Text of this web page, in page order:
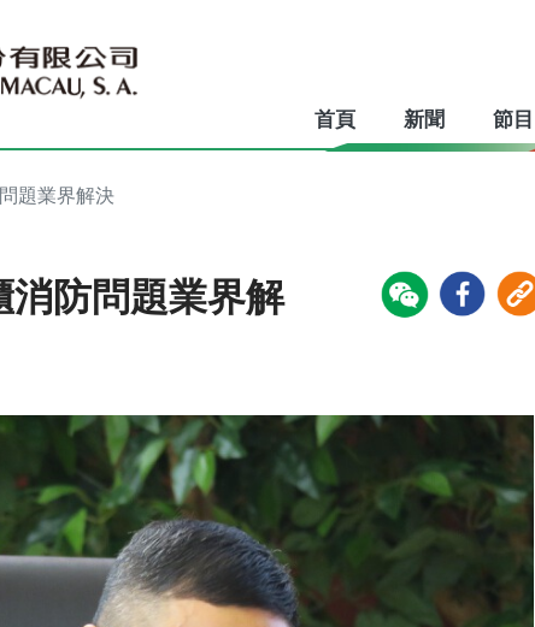
首頁 新聞 節目
題業界解決
防問題業界解